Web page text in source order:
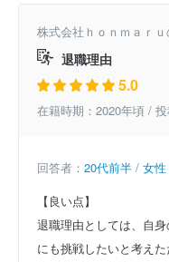
株式会社ｈｏｎｍａｒ
退職理由
5.0
在籍時期：2020年頃 /
回答者： 20代前半 / 女性
【良い点】
退職理由としては、自
にも挑戦したいと考え